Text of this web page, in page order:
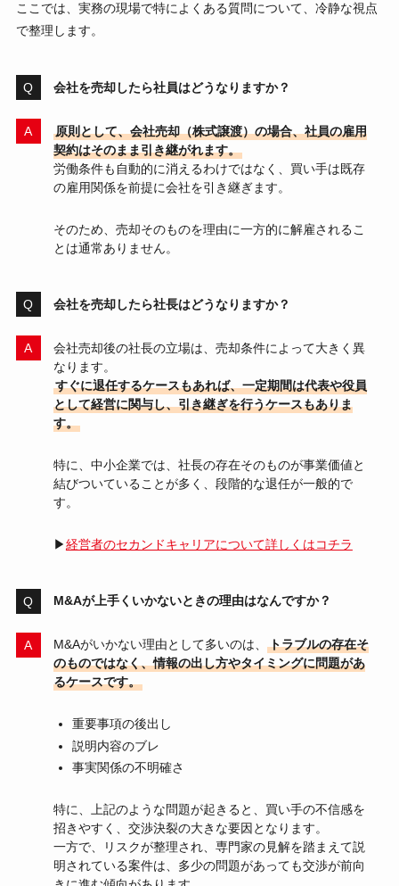
ここでは、実務の現場で特によくある質問について、冷静な視点
で整理します。
会社を売却したら社員はどうなりますか？
原則として、会社売却（株式譲渡）の場合、社員の雇用
契約はそのまま引き継がれます。
労働条件も自動的に消えるわけではなく、買い手は既存
の雇用関係を前提に会社を引き継ぎます。
そのため、売却そのものを理由に一方的に解雇されるこ
とは通常ありません。
会社を売却したら社長はどうなりますか？
会社売却後の社長の立場は、売却条件によって大きく異
なります。
すぐに退任するケースもあれば、一定期間は代表や役員
として経営に関与し、引き継ぎを行うケースもありま
す。
特に、中小企業では、社長の存在そのものが事業価値と
結びついていることが多く、段階的な退任が一般的で
す。
▶経営者のセカンドキャリアについて詳しくはコチラ
M&Aが上手くいかないときの理由はなんですか？
M&Aがいかない理由として多いのは、
トラブルの存在そ
のものではなく、情報の出し方やタイミングに問題があ
るケースです。
重要事項の後出し
説明内容のブレ
事実関係の不明確さ
特に、上記のような問題が起きると、買い手の不信感を
招きやすく、交渉決裂の大きな要因となります。
一方で、リスクが整理され、専門家の見解を踏まえて説
明されている案件は、多少の問題があっても交渉が前向